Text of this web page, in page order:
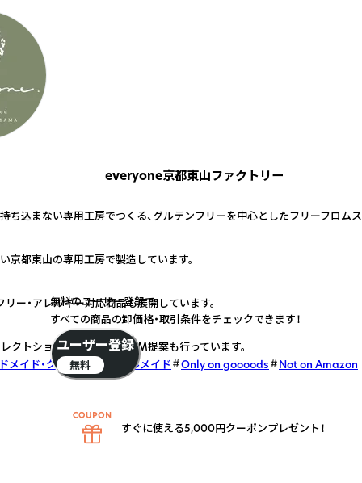
everyone京都東山ファクトリー
ち込まない専用工房でつくる、グルテンフリーを中心としたフリーフロム
京都東山の専用工房で製造しています。
リー・アレルギー対応商品も展開しています。
レクトショップ向けの卸・OEM提案も行っています。
メイド・クラフト
ローカルメイド Only on goooods Not on Amazon
無料のユーザー登録で
すべての商品の卸価格・取引条件をチェックできます！
ユーザー登録
無料
すぐに使える5,000円クーポンプレゼント！